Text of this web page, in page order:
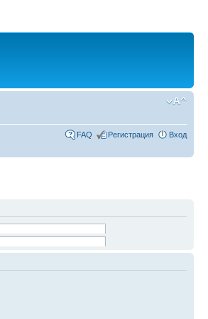
FAQ Регистрация Вход